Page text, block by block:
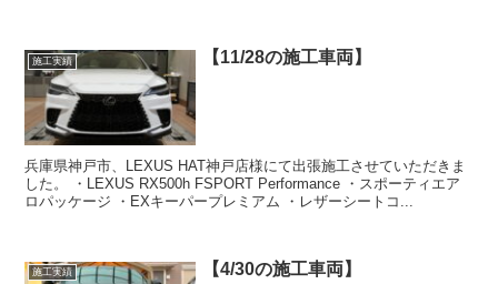
施工実績 【11/28の施工車両】
兵庫県神戸市、LEXUS HAT神戸店様にて出張施工させていただきま
した。 ・LEXUS RX500h FSPORT Performance ・スポーティエア
ロパッケージ ・EXキーパープレミアム ・レザーシートコ...
施工実績 【4/30の施工車両】